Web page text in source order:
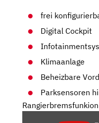
frei
Digital Cockpit
Klimaanlage
Beheizbare
Parksensoren
Rangierbremsfunkion